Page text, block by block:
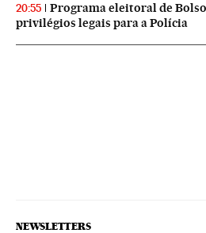
20:55
Programa eleitoral de
privilégios legais para a Polícia
NEWSLETTERS